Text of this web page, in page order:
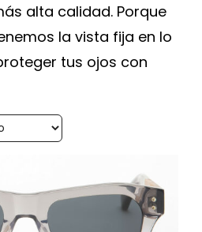
alta calidad. Porque
la vista fija en lo
tus ojos con